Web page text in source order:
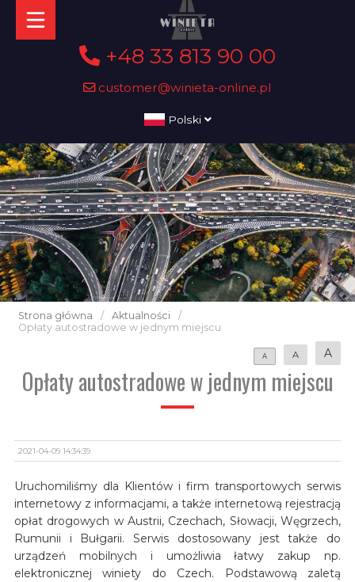
+48 33 813 90 00
customer@winieta-online.pl
Polski
Strona główna / Aktualności
/
Opłaty autostradowe w jednym miejscu
A A A
Opłaty autostradowe w jednym miejscu
2021-04-09 14:34:39
Uruchomiliśmy dla Klientów i firm transportowych serwis
internetowy z informacjami, a także internetową rejestracją
opłat drogowych w Austrii, Czechach, Słowacji, Węgrzech,
Rumunii i Bułgarii. Serwis dostosowany jest także do
urządzeń mobilnych i umożliwia łatwy zakup np.
elektronicznej winiety do Czech. Podstawową zaletą